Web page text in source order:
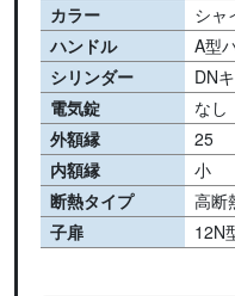
カラー
シャ
ハンドル
A型
シリンダー
DN
電気錠
なし
外額縁
25
内額縁
小
断熱タイプ
高断
子扉
12N